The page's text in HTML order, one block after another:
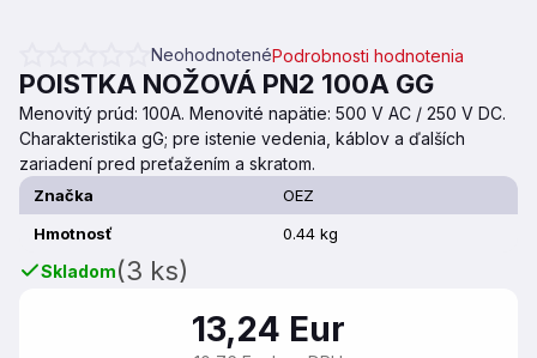
Priemerné hodnotenie produktu je 0,0 z 5 hviezdičiek.
NeohodnotenéPodrobnosti hodnotenia
POISTKA NOŽOVÁ PN2 100A GG
Menovitý prúd: 100A. Menovité napätie: 500 V AC / 250 V DC.
Charakteristika gG; pre istenie vedenia, káblov a ďalších
zariadení pred preťažením a skratom.
Značka
OEZ
Hmotnosť
0.44 kg
Skladom(3 ks)
13,24 Eur